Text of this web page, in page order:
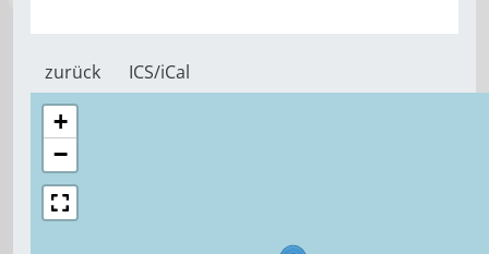
zurück ICS/iCal
+
−